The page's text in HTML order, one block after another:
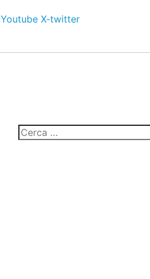
Youtube X-twitter